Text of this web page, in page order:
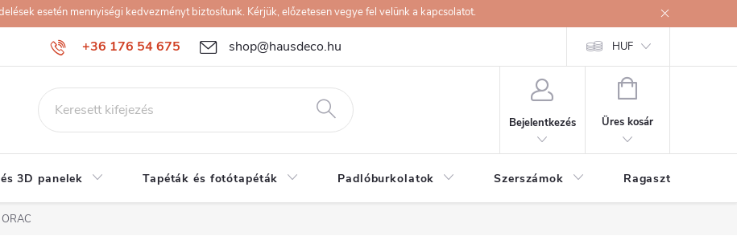
esetén mennyiségi kedvezményt biztosítunk. Kérjük, előzetesen vegye fel velünk a kapcsolatot.
+36 176 54 675 shop@hausdeco.hu HUF
Bejelentkezés
KOSÁR
Üres kosár
3D panelek Tapéták és fotótapéták Padlóburkolatok Szerszámok Ragasztók